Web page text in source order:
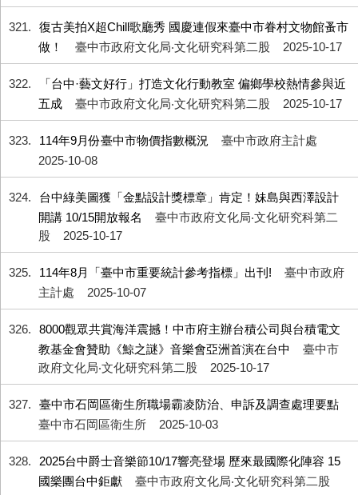
321
復古美拍X超Chill歌廳秀 國慶連假來臺中市眷村文物館蚤市
做！
臺中市政府文化局‧文化研究科第二股 2025-10-17
322
「台中·藝文好行」打造文化行動教室 偏鄉學校熱情參與近
五成
臺中市政府文化局‧文化研究科第二股 2025-10-17
323 114年9月份臺中市物價指數概況
臺中市政府主計處
2025-10-08
324
台中綠美圖獲「金點設計獎標章」肯定！妹島與西澤設計
開講 10/15開放報名
臺中市政府文化局‧文化研究科第二
股
2025-10-17
325 114年8月「臺中市重要統計參考指標」出刊!
臺中市政府
主計處
2025-10-07
326
8000觀眾共賞海洋震撼！中市府主辦台積公司與台積電文
教基金會贊助《鯨之謎》音樂會亞洲首演在台中
臺中市
政府文化局‧文化研究科第二股
2025-10-17
327
臺中市石岡區衛生所職場霸凌防治、申訴及調查處理要點
臺中市石岡區衛生所
2025-10-03
328
2025台中爵士音樂節10/17響亮登場 歷來最國際化陣容 15
國樂團台中鉅獻
臺中市政府文化局‧文化研究科第二股